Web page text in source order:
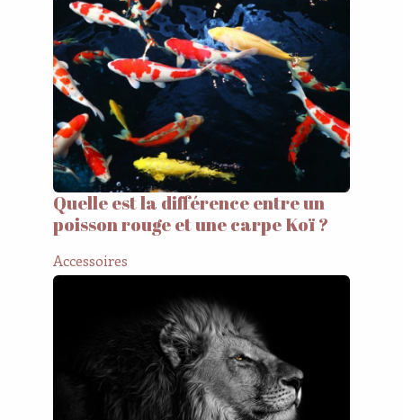
Quelle est la différence entre un
poisson rouge et une carpe Koï ?
Accessoires